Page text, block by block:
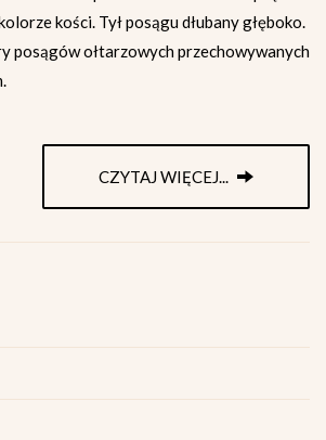
kości. Tył posągu dłubany głęboko.
posągów ołtarzowych przechowywanych
CZYTAJ WIĘCEJ...